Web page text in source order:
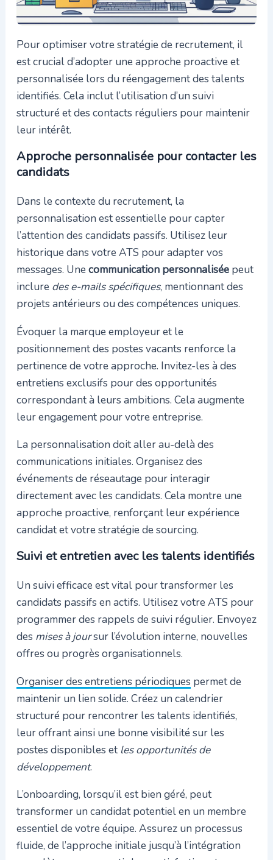
Pour optimiser votre stratégie de recrutement, il
est crucial d’adopter une approche proactive et
personnalisée lors du réengagement des talents
identifiés. Cela inclut l’utilisation d’un suivi
structuré et des contacts réguliers pour maintenir
leur intérêt.
Approche personnalisée pour contacter les
candidats
Dans le contexte du recrutement, la
personnalisation est essentielle pour capter
l’attention des candidats passifs. Utilisez leur
historique dans votre ATS pour adapter vos
messages. Unecommunication personnaliséepeut
inclure des e-mails spécifiques, mentionnant des
projets antérieurs ou des compétences uniques.
Évoquer la marque employeur et le
positionnement des postes vacants renforce la
pertinence de votre approche. Invitez-les à des
entretiens exclusifs pour des opportunités
correspondant à leurs ambitions. Cela augmente
leur engagement pour votre entreprise.
La personnalisation doit aller au-delà des
communications initiales. Organisez des
événements de réseautage pour interagir
directement avec les candidats. Cela montre une
approche proactive, renforçant leur expérience
candidat et votre stratégie de sourcing.
Suivi et entretien avec les talents identifiés
Un suivi efficace est vital pour transformer les
candidats passifs en actifs. Utilisez votre ATS pour
programmer des rappels de suivi régulier. Envoyez
des mises à joursur l’évolution interne, nouvelles
offres ou progrès organisationnels.
Organiser des entretiens périodiques permet de
maintenir un lien solide. Créez un calendrier
structuré pour rencontrer les talents identifiés,
leur offrant ainsi une bonne visibilité sur les
postes disponibles et les opportunités de
développement.
L’onboarding, lorsqu’il est bien géré, peut
transformer un candidat potentiel en un membre
essentiel de votre équipe. Assurez un processus
fluide, de l’approche initiale jusqu’à l’intégration